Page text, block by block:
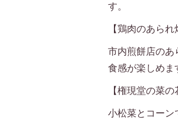
す。
【鶏肉のあられ
市内煎餅店のあ
食感が楽しめま
【権現堂の菜の
小松菜とコーン